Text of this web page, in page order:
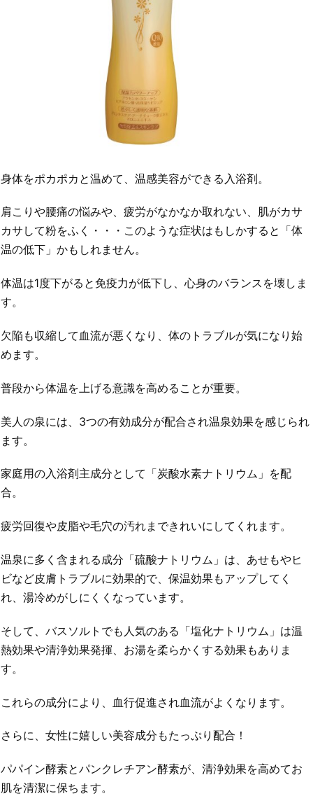
身体をポカポカと温めて、温感美容ができる入浴剤。
肩こりや腰痛の悩みや、疲労がなかなか取れない、肌がカサ
カサして粉をふく・・・このような症状はもしかすると「体
温の低下」かもしれません。
体温は1度下がると免疫力が低下し、心身のバランスを壊しま
す。
欠陥も収縮して血流が悪くなり、体のトラブルが気になり始
めます。
普段から体温を上げる意識を高めることが重要。
美人の泉には、3つの有効成分が配合され温泉効果を感じられ
ます。
家庭用の入浴剤主成分として「炭酸水素ナトリウム」を配
合。
疲労回復や皮脂や毛穴の汚れまできれいにしてくれます。
温泉に多く含まれる成分「硫酸ナトリウム」は、あせもやヒ
ビなど皮膚トラブルに効果的で、保温効果もアップしてく
れ、湯冷めがしにくくなっています。
そして、バスソルトでも人気のある「塩化ナトリウム」は温
熱効果や清浄効果発揮、お湯を柔らかくする効果もありま
す。
これらの成分により、血行促進され血流がよくなります。
さらに、女性に嬉しい美容成分もたっぷり配合！
パパイン酵素とパンクレチアン酵素が、清浄効果を高めてお
肌を清潔に保ちます。